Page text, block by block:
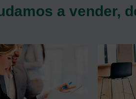
a vender,